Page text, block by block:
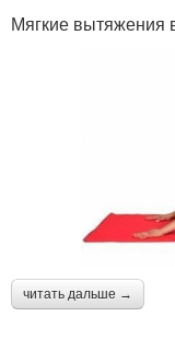
Мягкие вытяжения
читать дальше →